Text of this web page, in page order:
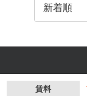
賃料